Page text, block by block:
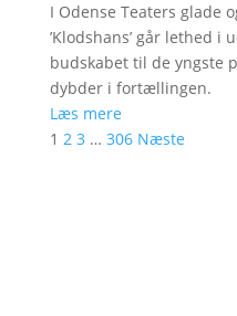
I Odense Teaters glade
’Klodshans’ går lethed i
budskabet til de yngste
dybder i fortællingen.
Læs mere
1 2 3 … 306 Næste